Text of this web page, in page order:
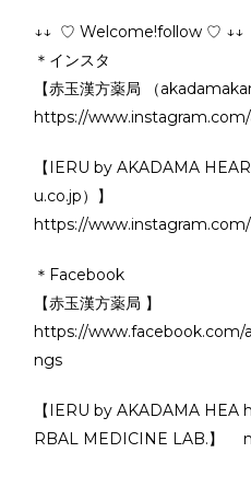
↓↓ ♡ Welcome!follow ♡ ↓↓
＊インスタ
【赤玉漢方薬局 （
https://
【IERU by AKADAMA
u.co.jp）】
https://
＊Facebook
【赤玉漢方薬局 】
https://
ngs
【IERU by AKADAMA HEA
RBAL MEDICINE LAB.】